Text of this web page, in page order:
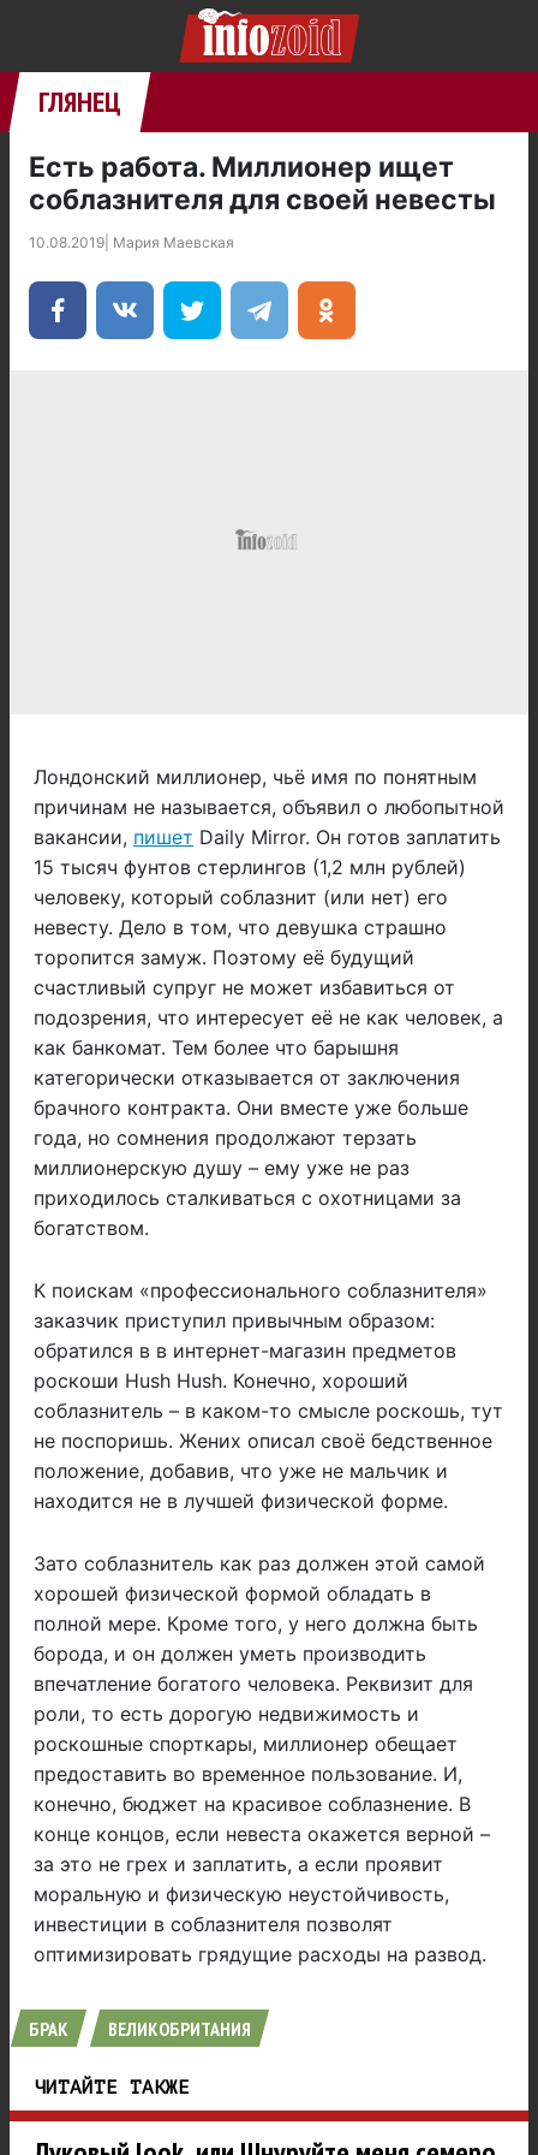
ГЛЯНЕЦ
Есть работа. Миллионер ищет
соблазнителя для своей невесты
10.08.2019 Мария Маевская
Лондонский миллионер, чьё имя по понятным
причинам не называется, объявил о любопытной
вакансии, пишет Daily Mirror. Он готов заплатить
15 тысяч фунтов стерлингов (1,2 млн рублей)
человеку, который соблазнит (или нет) его
невесту. Дело в том, что девушка страшно
торопится замуж. Поэтому её будущий
счастливый супруг не может избавиться от
подозрения, что интересует её не как человек, а
как банкомат. Тем более что барышня
категорически отказывается от заключения
брачного контракта. Они вместе уже больше
года, но сомнения продолжают терзать
миллионерскую душу – ему уже не раз
приходилось сталкиваться с охотницами за
богатством.
К поискам «профессионального соблазнителя»
заказчик приступил привычным образом:
обратился в в интернет-магазин предметов
роскоши Hush Hush. Конечно, хороший
соблазнитель – в каком-то смысле роскошь, тут
не поспоришь. Жених описал своё бедственное
положение, добавив, что уже не мальчик и
находится не в лучшей физической форме.
Зато соблазнитель как раз должен этой самой
хорошей физической формой обладать в
полной мере. Кроме того, у него должна быть
борода, и он должен уметь производить
впечатление богатого человека. Реквизит для
роли, то есть дорогую недвижимость и
роскошные спорткары, миллионер обещает
предоставить во временное пользование. И,
конечно, бюджет на красивое соблазнение. В
конце концов, если невеста окажется верной –
за это не грех и заплатить, а если проявит
моральную и физическую неустойчивость,
инвестиции в соблазнителя позволят
оптимизировать грядущие расходы на развод.
БРАК ВЕЛИКОБРИТАНИЯ
ЧИТАЙТЕ ТАКЖЕ